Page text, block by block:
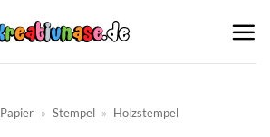
Papier » Stempel » Holzstempel